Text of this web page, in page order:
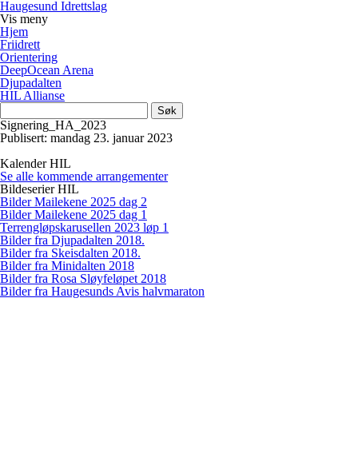
Haugesund Idrettslag
Vis meny
Hjem
Friidrett
Orientering
DeepOcean Arena
Djupadalten
HIL Allianse
Søk
etter:
Signering_HA_2023
Publisert: mandag 23. januar 2023
Kalender HIL
Se alle kommende arrangementer
Bildeserier HIL
Bilder Mailekene 2025 dag 2
Bilder Mailekene 2025 dag 1
Terrengløpskarusellen 2023 løp 1
Bilder fra Djupadalten 2018.
Bilder fra Skeisdalten 2018.
Bilder fra Minidalten 2018
Bilder fra Rosa Sløyfeløpet 2018
Bilder fra Haugesunds Avis halvmaraton